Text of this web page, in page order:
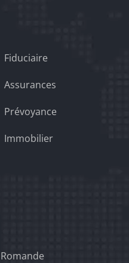
Fiduciaire
Assurances
Prévoyance
Immobilier